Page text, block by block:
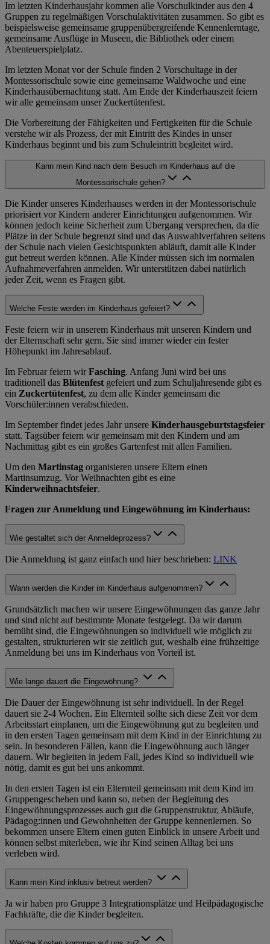
Im letzten Kinderhausjahr kommen alle Vorschulkinder aus den 4
Gruppen zu regelmäßigen Vorschulaktivitäten zusammen. So gibt es
beispielsweise gemeinsame gruppenübergreifende Kennenlerntage,
gemeinsame Ausflüge in Museen, die Bibliothek oder einem
Abenteuerspielplatz.
Im letzten Monat vor der Schule finden 2 Vorschultage in der
Montessorischule sowie eine gemeinsame Waldwoche und eine
Kinderhausübernachtung statt. Am Ende der Kinderhauszeit feiern
wir alle gemeinsam unser Zuckertütenfest.
Die Vorbereitung der Fähigkeiten und Fertigkeiten für die Schule
verstehe wir als Prozess, der mit Eintritt des Kindes in unser
Kinderhaus beginnt und bis zum Schuleintritt begleitet wird.
Kann mein Kind nach dem Besuch im Kinderhaus auf die
Montessorischule gehen?
Die Kinder unseres Kinderhauses werden in der Montessorischule
priorisiert vor Kindern anderer Einrichtungen aufgenommen. Wir
können jedoch keine Sicherheit zum Übergang versprechen, da die
Plätze in der Schule begrenzt sind und das Auswahlverfahren seitens
der Schule nach vielen Gesichtspunkten abläuft, damit alle Kinder
gut betreut werden können. Alle Kinder müssen sich im normalen
Aufnahmeverfahren anmelden. Wir unterstützen dabei natürlich
jeder Zeit, wenn es Fragen gibt.
Welche Feste werden im Kinderhaus gefeiert?
Feste feiern wir in unserem Kinderhaus mit unseren Kindern und
der Elternschaft sehr gern. Sie sind immer wieder ein fester
Höhepunkt im Jahresablauf.
Im Februar feiern wirFasching. Anfang Juni wird bei uns
traditionell das Blütenfest gefeiert und zum Schuljahresende gibt es
ein Zuckertütenfest, zu dem alle Kinder gemeinsam die
Vorschüler:innen verabschieden.
Im September findet jedes Jahr unsere Kinderhausgeburtstagsfeier
statt. Tagsüber feiern wir gemeinsam mit den Kindern und am
Nachmittag gibt es ein großes Gartenfest mit allen Familien.
Um den Martinstag organisieren unsere Eltern einen
Martinsumzug. Vor Weihnachten gibt es eine
Kinderweihnachtsfeier.
Fragen zur Anmeldung und Eingewöhnung im Kinderhaus:
Wie gestaltet sich der Anmeldeprozess?
Die Anmeldung ist ganz einfach und hier beschrieben: LINK
Wann werden die Kinder im Kinderhaus aufgenommen?
Grundsätzlich machen wir unsere Eingewöhnungen das ganze Jahr
und sind nicht auf bestimmte Monate festgelegt. Da wir darum
bemüht sind, die Eingewöhnungen so individuell wie möglich zu
gestalten, strukturieren wir sie zeitlich gut, weshalb eine frühzeitige
Anmeldung bei uns im Kinderhaus von Vorteil ist.
Wie lange dauert die Eingewöhnung?
Die Dauer der Eingewöhnung ist sehr individuell. In der Regel
dauert sie 2-4 Wochen. Ein Elternteil sollte sich diese Zeit vor dem
Arbeitsstart einplanen, um die Eingewöhnung gut zu begleiten und
in den ersten Tagen gemeinsam mit dem Kind in der Einrichtung zu
sein. In besonderen Fällen, kann die Eingewöhnung auch länger
dauern. Wir begleiten in jedem Fall, jedes Kind so individuell wie
nötig, damit es gut bei uns ankommt.
In den ersten Tagen ist ein Elternteil gemeinsam mit dem Kind im
Gruppengeschehen und kann so, neben der Begleitung des
Eingewöhnungsprozesses auch gut die Gruppenstruktur, Abläufe,
Pädagog:innen und Gewohnheiten der Gruppe kennenlernen. So
bekommen unsere Eltern einen guten Einblick in unsere Arbeit und
können selbst miterleben, wie ihr Kind seinen Alltag bei uns
verleben wird.
Kann mein Kind inklusiv betreut werden?
Ja wir haben pro Gruppe 3 Integrationsplätze und Heilpädagogische
Fachkräfte, die die Kinder begleiten.